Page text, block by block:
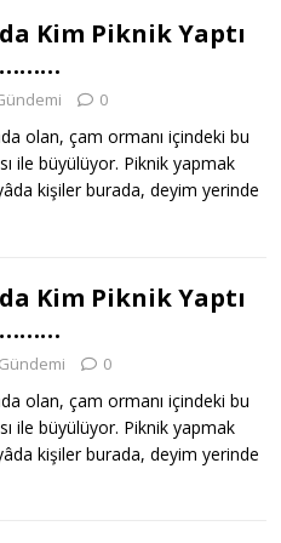
Kim Piknik Yaptı
0
olan, çam ormanı içindeki bu
ile büyülüyor. Piknik yapmak
kişiler burada, deyim yerinde
Kim Piknik Yaptı
0
olan, çam ormanı içindeki bu
ile büyülüyor. Piknik yapmak
kişiler burada, deyim yerinde